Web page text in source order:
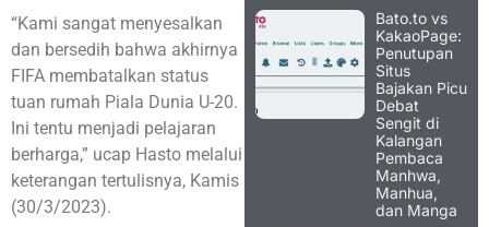
“Kami sangat menyesalkan
dan bersedih bahwa akhirnya
FIFA membatalkan status
tuan rumah Piala Dunia U-20.
Ini tentu menjadi pelajaran
berharga,” ucap Hasto melalui
keterangan tertulisnya, Kamis
(30/3/2023).
Bato.to vs
KakaoPage:
Penutupan
Situs
Bajakan Picu
Debat
Sengit di
Kalangan
Pembaca
Manhwa,
Manhua,
dan Manga